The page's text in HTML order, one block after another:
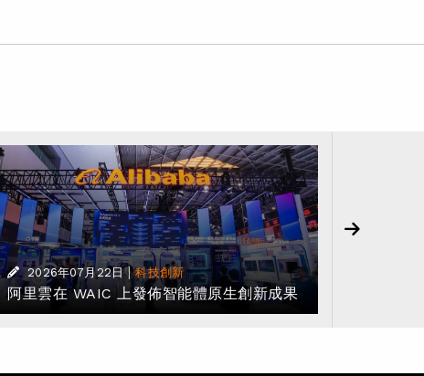
2026年07月22日 | 科技創新
阿里雲在 WAIC 上發佈智能體原生創新成果